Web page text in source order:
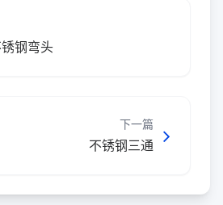
钢弯头
下一篇
不锈钢三通